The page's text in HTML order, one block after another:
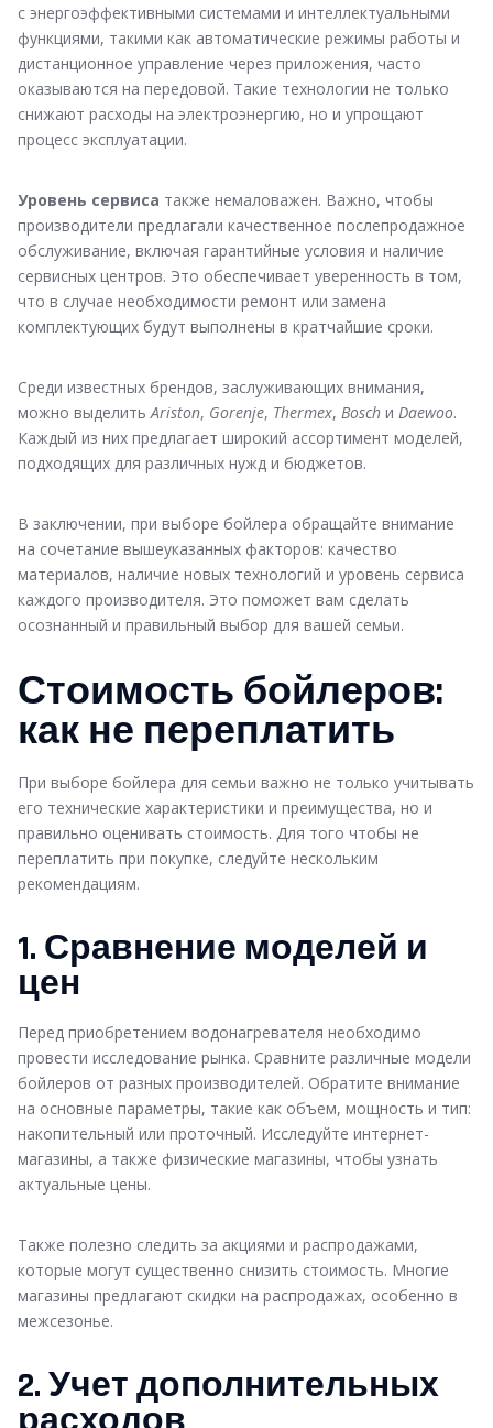
с энергоэффективными системами и интеллектуальными
функциями, такими как автоматические режимы работы и
дистанционное управление через приложения, часто
оказываются на передовой. Такие технологии не только
снижают расходы на электроэнергию, но и упрощают
процесс эксплуатации.
Уровень сервиса также немаловажен. Важно, чтобы
производители предлагали качественное послепродажное
обслуживание, включая гарантийные условия и наличие
сервисных центров. Это обеспечивает уверенность в том,
что в случае необходимости ремонт или замена
комплектующих будут выполнены в кратчайшие сроки.
Среди известных брендов, заслуживающих внимания,
можно выделить Ariston, Gorenje, Thermex, Bosch и Daewoo.
Каждый из них предлагает широкий ассортимент моделей,
подходящих для различных нужд и бюджетов.
В заключении, при выборе бойлера обращайте внимание
на сочетание вышеуказанных факторов: качество
материалов, наличие новых технологий и уровень сервиса
каждого производителя. Это поможет вам сделать
осознанный и правильный выбор для вашей семьи.
Стоимость бойлеров:
как не переплатить
При выборе бойлера для семьи важно не только учитывать
его технические характеристики и преимущества, но и
правильно оценивать стоимость. Для того чтобы не
переплатить при покупке, следуйте нескольким
рекомендациям.
1. Сравнение моделей и
цен
Перед приобретением водонагревателя необходимо
провести исследование рынка. Сравните различные модели
бойлеров от разных производителей. Обратите внимание
на основные параметры, такие как объем, мощность и тип:
накопительный или проточный. Исследуйте интернет-
магазины, а также физические магазины, чтобы узнать
актуальные цены.
Также полезно следить за акциями и распродажами,
которые могут существенно снизить стоимость. Многие
магазины предлагают скидки на распродажах, особенно в
межсезонье.
2. Учет дополнительных